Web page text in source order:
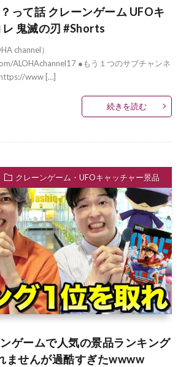
って話 クレーンゲーム UFOキ
鬼滅の刃 #Shorts
channel）
ALOHAchannel17 ●もう１つのサブチャンネ
www […]
続きを読む
クレーンゲーム・UFOキャッチャー景品
ンゲームで人気の景品ランキング
ませんが過酷すぎたwwww